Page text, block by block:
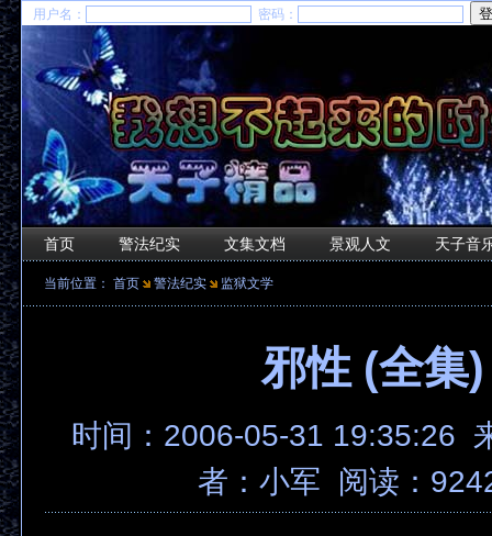
用户名： 密码：
首页 警法纪实 文集文档 景观人文 天子音
当前位置： 首页 警法纪实 监狱文学
邪性 (全集)
时间：2006-05-31 19:35:26
者：小军 阅读：